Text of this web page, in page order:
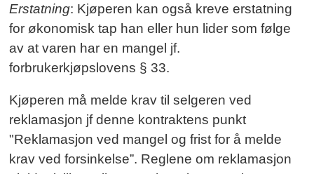
Erstatning: Kjøperen kan også kreve erstatning
for økonomisk tap han eller hun lider som følge
av at varen har en mangel jf.
forbrukerkjøpslovens § 33.
Kjøperen må melde krav til selgeren ved
reklamasjon jf denne kontraktens punkt
"Reklamasjon ved mangel og frist for å melde
krav ved forsinkelse”. Reglene om reklamasjon